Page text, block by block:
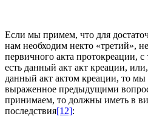
Если мы примем, что для
нам необходим некто «третий»,
первичного акта протокреации, с
есть данный акт акт креации,
данный акт актом креации, то
выраженное предыдущими
принимаем, то должны иметь в
последствия[12]: